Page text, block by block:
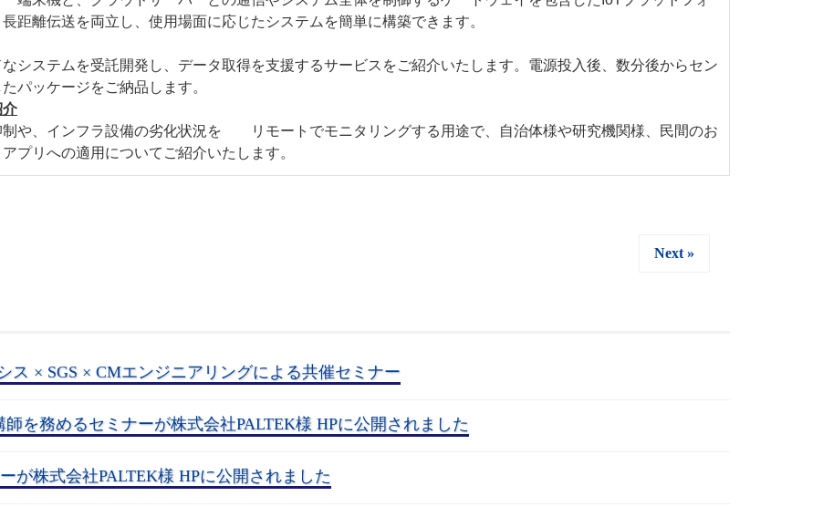
距離伝送を両立し、使用場面に応じたシステムを簡単に構築できます。
システムを受託開発し、データ取得を支援するサービスをご紹介いたします。電源投入後、数分後からセン
パッケージをご納品します。
介
制や、インフラ設備の劣化状況を リモートでモニタリングする用途で、自治体様や研究機関様、民間のお
プリへの適用についてご紹介いたします。
Next »
ス × SGS × CMエンジニアリングによる共催セミナー
師を務めるセミナーが株式会社PALTEK様 HPに公開されました
が株式会社PALTEK様 HPに公開されました